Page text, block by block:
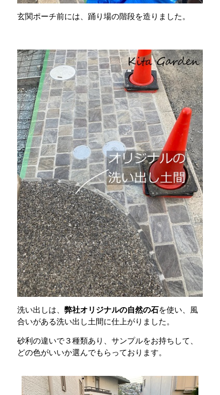
玄関ポーチ前には、踊り場の階段を造りました。
洗い出しは、 弊社オリジナルの自然の石を使い、風
合いがある洗い出し土間に仕上がりました。
砂利の違いで３種類あり、サンプルをお持ちして、
どの色がいいか選んでもらっております。